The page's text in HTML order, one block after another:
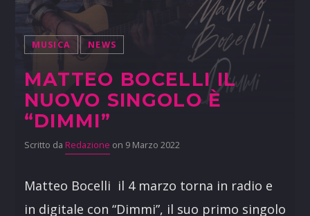
MUSICA NEWS
MATTEO BOCELLI IL
NUOVO SINGOLO È
“DIMMI”
Scritto da Redazione on 9 Marzo 2022
Matteo Bocelli il 4 marzo torna in radio e
in digitale con “Dimmi”, il suo primo singolo